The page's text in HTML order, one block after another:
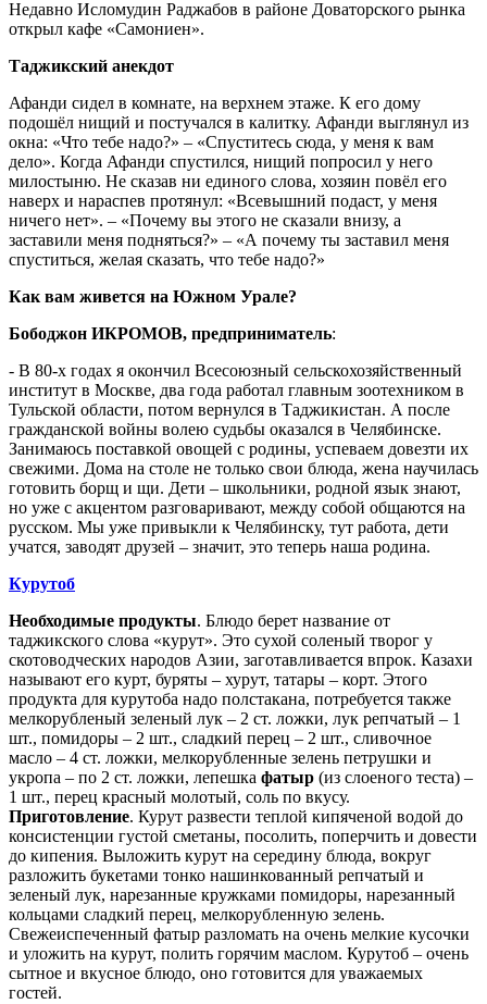
Недавно Исломудин Раджабов в районе Доваторского рынка
открыл кафе «Самониен».
Таджикский анекдот
Афанди сидел в комнате, на верхнем этаже. К его дому
подошёл нищий и постучался в калитку. Афанди выглянул из
окна: «Что тебе надо?» – «Спуститесь сюда, у меня к вам
дело». Когда Афанди спустился, нищий попросил у него
милостыню. Не сказав ни единого слова, хозяин повёл его
наверх и нараспев протянул: «Всевышний подаст, у меня
ничего нет». – «Почему вы этого не сказали внизу, а
заставили меня подняться?» – «А почему ты заставил меня
спуститься, желая сказать, что тебе надо?»
Как вам живется на Южном Урале?
Бободжон ИКРОМОВ, предприниматель:
- В 80-х годах я окончил Всесоюзный сельскохозяйственный
институт в Москве, два года работал главным зоотехником в
Тульской области, потом вернулся в Таджикистан. А после
гражданской войны волею судьбы оказался в Челябинске.
Занимаюсь поставкой овощей с родины, успеваем довезти их
свежими. Дома на столе не только свои блюда, жена научилась
готовить борщ и щи. Дети – школьники, родной язык знают,
но уже с акцентом разговаривают, между собой общаются на
русском. Мы уже привыкли к Челябинску, тут работа, дети
учатся, заводят друзей – значит, это теперь наша родина.
Курутоб
Необходимые продукты. Блюдо берет название от
таджикского слова «курут». Это сухой соленый творог у
скотоводческих народов Азии, заготавливается впрок. Казахи
называют его курт, буряты – хурут, татары – корт. Этого
продукта для курутоба надо полстакана, потребуется также
мелкорубленый зеленый лук – 2 ст. ложки, лук репчатый – 1
шт., помидоры – 2 шт., сладкий перец – 2 шт., сливочное
масло – 4 ст. ложки, мелкорубленные зелень петрушки и
укропа – по 2 ст. ложки, лепешка фатыр (из слоеного теста) –
1 шт., перец красный молотый, соль по вкусу.
Приготовление. Курут развести теплой кипяченой водой до
консистенции густой сметаны, посолить, поперчить и довести
до кипения. Выложить курут на середину блюда, вокруг
разложить букетами тонко нашинкованный репчатый и
зеленый лук, нарезанные кружками помидоры, нарезанный
кольцами сладкий перец, мелкорубленную зелень.
Свежеиспеченный фатыр разломать на очень мелкие кусочки
и уложить на курут, полить горячим маслом. Курутоб – очень
сытное и вкусное блюдо, оно готовится для уважаемых
гостей.